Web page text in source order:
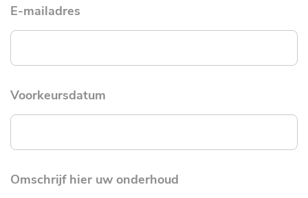
E-mailadres
Voorkeursdatum
Omschrijf hier uw onderhoud